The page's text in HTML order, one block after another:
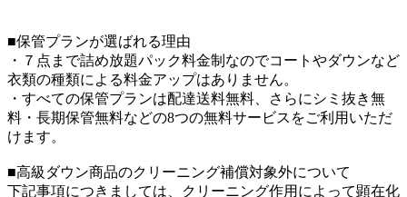
■保管プランが選ばれる理由
・７点まで詰め放題パック料金制なのでコートやダウンなど
衣類の種類による料金アップはありません。
・すべての保管プランは配達送料無料、さらにシミ抜き無
料・長期保管無料などの8つの無料サービスをご利用いただ
けます。
■高級ダウン商品のクリーニング補償対象外について
下記事項につきましては、クリーニング作用によって顕在化